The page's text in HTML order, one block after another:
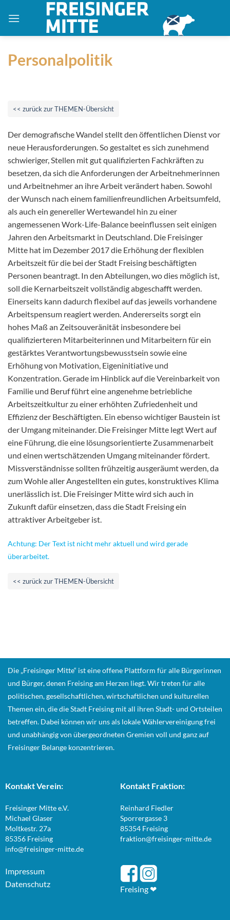
Inhalt
Personalpolitik
<< zurück zur THEMEN-Übersicht
Der demografische Wandel stellt den öffentlichen Dienst vor
neue Herausforderungen. So gestaltet es sich zunehmend
schwieriger, Stellen mit gut qualifizierten Fachkräften zu
besetzen, da sich die Anforderungen der Arbeitnehmerinnen
und Arbeitnehmer an ihre Arbeit verändert haben. Sowohl
der Wunsch nach einem familienfreundlichen Arbeitsumfeld,
als auch ein genereller Wertewandel hin zu einer
angemessenen Work-Life-Balance beeinflussen seit einigen
Jahren den Arbeitsmarkt in Deutschland. Die Freisinger
Mitte hat im Dezember 2017 die Erhöhung der flexiblen
Arbeitszeit für die bei der Stadt Freising beschäftigten
Personen beantragt. In den Abteilungen, wo dies möglich ist,
soll die Kernarbeitszeit vollständig abgeschafft werden.
Einerseits kann dadurch flexibel auf das jeweils vorhandene
Arbeitspensum reagiert werden. Andererseits sorgt ein
hohes Maß an Zeitsouveränität insbesondere bei
qualifizierteren Mitarbeiterinnen und Mitarbeitern für ein
gestärktes Verantwortungsbewusstsein sowie eine
Erhöhung von Motivation, Eigeninitiative und
Konzentration. Gerade im Hinblick auf die Vereinbarkeit von
Familie und Beruf führt eine angenehme betriebliche
Arbeitszeitkultur zu einer erhöhten Zufriedenheit und
Effizienz der Beschäftigten. Ein ebenso wichtiger Baustein ist
der Umgang miteinander. Die Freisinger Mitte legt Wert auf
eine Führung, die eine lösungsorientierte Zusammenarbeit
und einen wertschätzenden Umgang miteinander fördert.
Missverständnisse sollten frühzeitig ausgeräumt werden, da
zum Wohle aller Angestellten ein gutes, konstruktives Klima
unerlässlich ist. Die Freisinger Mitte wird sich auch in
Zukunft dafür einsetzen, dass die Stadt Freising ein
attraktiver Arbeitgeber ist.
Achtung: Der Text ist nicht mehr aktuell und wird gerade
überarbeitet.
<< zurück zur THEMEN-Übersicht
Die „Freisinger Mitte“ ist eine offene Plattform für alle Bürgerinnen
und Bürger, denen Freising am Herzen liegt. Wir treten für alle
politischen, gesellschaftlichen, wirtschaftlichen und kulturellen
Themen ein, die die Stadt Freising mit all ihren Stadt- und Ortsteilen
betreffen. Dabei können wir uns als lokale Wählervereinigung frei
und unabhängig von übergeordneten Gremien voll und ganz auf
Freisinger Belange konzentrieren.
Kontakt Verein:
Freisinger Mitte e.V.
Michael Glaser
Moltkestr. 27a
85356 Freising
info@freisinger-mitte.de
Kontakt Fraktion:
Reinhard Fiedler
Sporrergasse 3
85354 Freising
fraktion@freisinger-mitte.de
Impressum
Datenschutz
Freising ❤